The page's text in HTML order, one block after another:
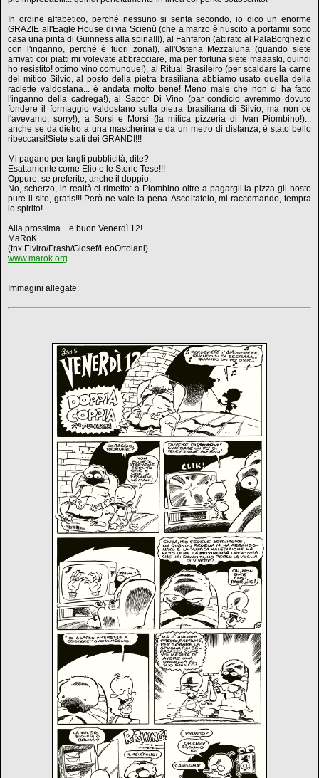
In ordine alfabetico, perché nessuno si senta secondo, io dico un enorme
GRAZIE all'Eagle House di via Scienù (che a marzo è riuscito a portarmi sotto
casa una pinta di Guinness alla spina!!!), al Fanfaron (attirato al PalaBorghezio
con l'inganno, perché è fuori zona!), all'Osteria Mezzaluna (quando siete
arrivati coi piatti mi volevate abbracciare, ma per fortuna siete maaaski, quindi
ho resistito! ottimo vino comunque!), al Ritual Brasileiro (per scaldare la carne
del mitico Silvio, al posto della pietra brasiliana abbiamo usato quella della
raclette valdostana... è andata molto bene! Meno male che non ci ha fatto
l'inganno della cadrega!), al Sapor Di Vino (par condicio avremmo dovuto
fondere il formaggio valdostano sulla pietra brasiliana di Silvio, ma non ce
l'avevamo, sorry!), a Sorsi e Morsi (la mitica pizzeria di Ivan Piombino!)...
anche se da dietro a una mascherina e da un metro di distanza, è stato bello
ribeccarsi!Siete stati dei GRANDI!!!
Mi pagano per fargli pubblicità, dite?
Esattamente come Elio e le Storie Tese!!!
Oppure, se preferite, anche il doppio.
No, scherzo, in realtà ci rimetto: a Piombino oltre a pagargli la pizza gli hosto
pure il sito, gratis!!! Però ne vale la pena. Ascoltatelo, mi raccomando, tempra
lo spirito!
Alla prossima... e buon Venerdì 12!
MaRoK
(tnx Elviro/Frash/Giosef/LeoOrtolani)
www.marok.org
Immagini allegate: